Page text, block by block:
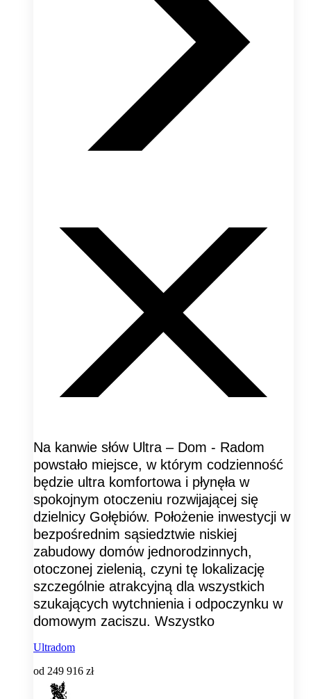
Na kanwie słów Ultra – Dom - Radom
powstało miejsce, w którym codzienność
będzie ultra komfortowa i płynęła w
spokojnym otoczeniu rozwijającej się
dzielnicy Gołębiów. Położenie inwestycji w
bezpośrednim sąsiedztwie niskiej
zabudowy domów jednorodzinnych,
otoczonej zielenią, czyni tę lokalizację
szczególnie atrakcyjną dla wszystkich
szukających wytchnienia i odpoczynku w
domowym zaciszu. Wszystko
Ultradom
od 249 916 zł